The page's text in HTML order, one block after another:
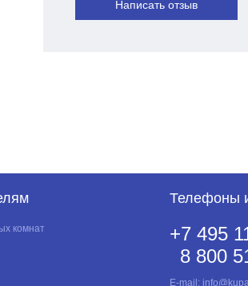
Написать отзыв
комнат
Телефоны
+7 495
8 800
E-mail: